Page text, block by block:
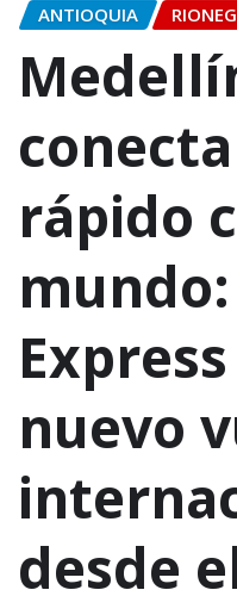
ANTIOQUIA
rápido
nuevo
desde